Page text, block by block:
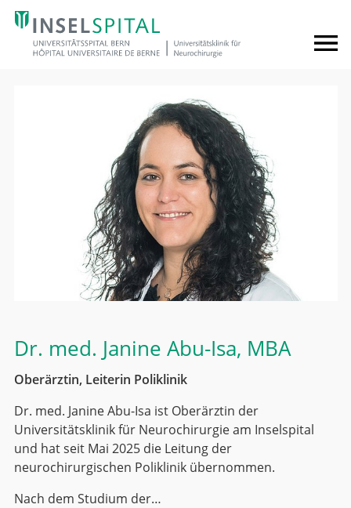
Dr. med. Janine Abu-Isa, MBA
Oberärztin, Leiterin Poliklinik
Dr. med. Janine Abu-Isa ist Oberärztin der
Universitätsklinik für Neurochirurgie am Inselspital
und hat seit Mai 2025 die Leitung der
neurochirurgischen Poliklinik übernommen.
Nach dem Studium der…